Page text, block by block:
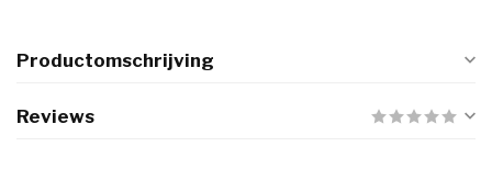
Productomschrijving
Reviews